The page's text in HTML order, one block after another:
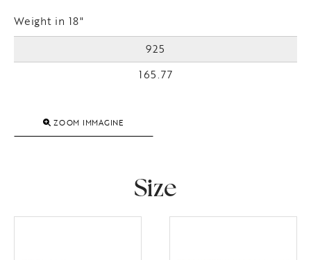
Weight in 18"
925
165.77
ZOOM IMMAGINE
Size